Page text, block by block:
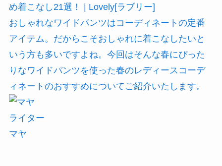
め着こなし21選！ | Lovely[ラブリー]
おしゃれなワイドパンツはコーディネートの定番
アイテム。だからこそおしゃれに着こなしたいと
いう方も多いですよね。今回はそんな春にぴった
りなワイドパンツを使った春のレディースコーデ
ィネートのおすすめについてご紹介いたします。
ライター
マヤ